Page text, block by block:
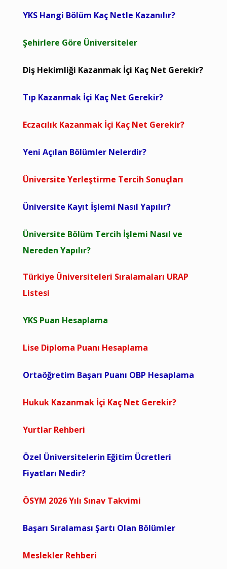
YKS Hangi Bölüm Kaç Netle Kazanılır?
Şehirlere Göre Üniversiteler
Diş Hekimliği Kazanmak İçi Kaç Net Gerekir?
Tıp Kazanmak İçi Kaç Net Gerekir?
Eczacılık Kazanmak İçi Kaç Net Gerekir?
Yeni Açılan Bölümler Nelerdir?
Üniversite Yerleştirme Tercih Sonuçları
Üniversite Kayıt İşlemi Nasıl Yapılır?
Üniversite Bölüm Tercih İşlemi Nasıl ve
Nereden Yapılır?
Türkiye Üniversiteleri Sıralamaları URAP
Listesi
YKS Puan Hesaplama
Lise Diploma Puanı Hesaplama
Ortaöğretim Başarı Puanı OBP Hesaplama
Hukuk Kazanmak İçi Kaç Net Gerekir?
Yurtlar Rehberi
Özel Üniversitelerin Eğitim Ücretleri
Fiyatları Nedir?
ÖSYM 2026 Yılı Sınav Takvimi
Başarı Sıralaması Şartı Olan Bölümler
Meslekler Rehberi